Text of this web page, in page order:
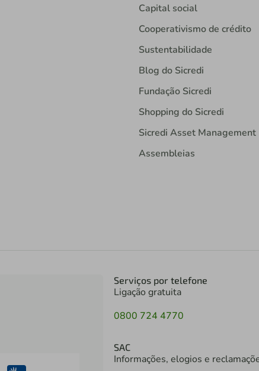
Trabalhe conosco
Notícias
Relatórios
Capital social
Cooperativismo de crédito
Sustentabilidade
Blog do Sicredi
Fundação Sicredi
Ligação gratuita